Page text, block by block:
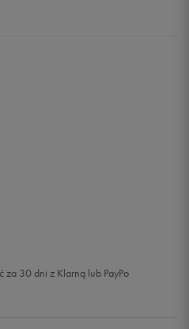
za 30 dni z Klarną lub PayPo